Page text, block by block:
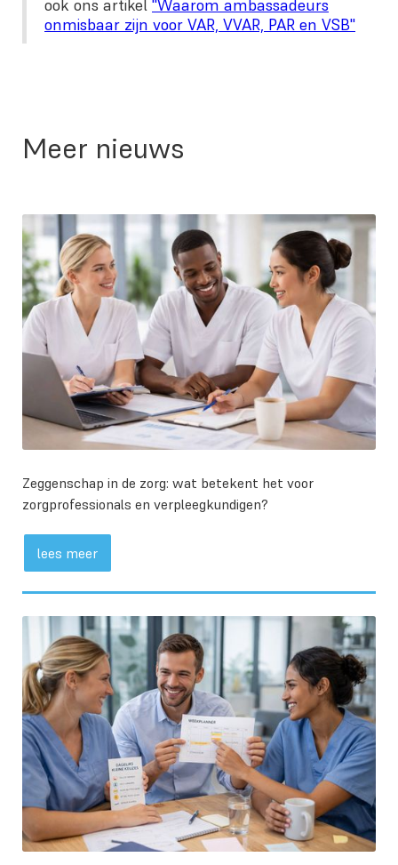
ook ons artikel "Waarom ambassadeurs
onmisbaar zijn voor VAR, VVAR, PAR en VSB"
Meer nieuws
Zeggenschap in de zorg: wat betekent het voor
zorgprofessionals en verpleegkundigen?
lees meer